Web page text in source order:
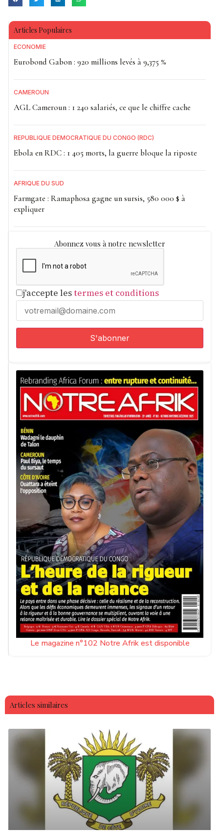
Articles Populaires
ECONOMIE
Eurobond Gabon : 920 millions levés à 9,375 %
CAMEROUN
AGL Cameroun : 1 240 salariés, ce que le chiffre cache
RÉPUBLIQUE DÉMOCRATIQUE DU CONGO (RDC)
Ebola en RDC : 1 405 morts, la guerre bloque la riposte
AFRIQUE DU SUD
Farmgate : Ramaphosa gagne un sursis, 580 000 $ à
expliquer
Abonnez vous à notre newsletter
j'accepte lestermes et conditions
Le magazine n°102 Notre Afrik est disponible
Articles similaires